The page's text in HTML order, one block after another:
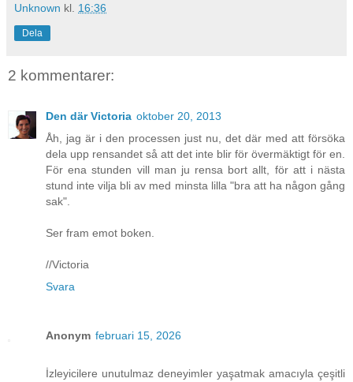
Unknown kl. 16:36
Dela
2 kommentarer:
Den där Victoria oktober 20, 2013
Åh, jag är i den processen just nu, det där med att försöka
dela upp rensandet så att det inte blir för övermäktigt för en.
För ena stunden vill man ju rensa bort allt, för att i nästa
stund inte vilja bli av med minsta lilla "bra att ha någon gång
sak".
Ser fram emot boken.
//Victoria
Svara
Anonym februari 15, 2026
İzleyicilere unutulmaz deneyimler yaşatmak amacıyla çeşitli